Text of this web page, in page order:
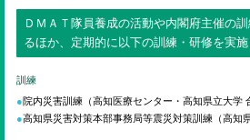
利用ガイド
初めての方へ
採用情報
ご意見・ご要望
ＤＭＡＴ隊員養成の活動や内閣府主催の
るほか、定期的に以下の訓練・研修を実施
訓練
院内災害訓練（高知医療センター・高知県立大学
高知県災害対策本部事務局等震災対策訓練（高知